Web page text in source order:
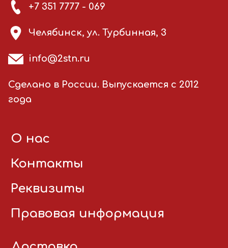
+7 351 7777 - 069
Челябинск, ул. Турбинная, 3
info@2stn.ru
Сделано в России. Выпускается с 2012
года
О нас
Контакты
Реквизиты
Правовая информация